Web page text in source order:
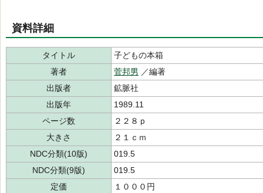
資料詳細
タイトル
子どもの本箱
著者
菅邦男 ／編著
出版者
鉱脈社
出版年
1989.11
ページ数
２２８ｐ
大きさ
２１ｃｍ
NDC分類(10版)
019.5
NDC分類(9版)
019.5
定価
１０００円